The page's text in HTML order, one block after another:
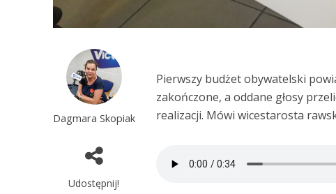
Dagmara Skopiak
Udostępnij!
Pierwszy budżet obywatelski
zakończone, a oddane głosy
realizacji. Mówi wicestarosta